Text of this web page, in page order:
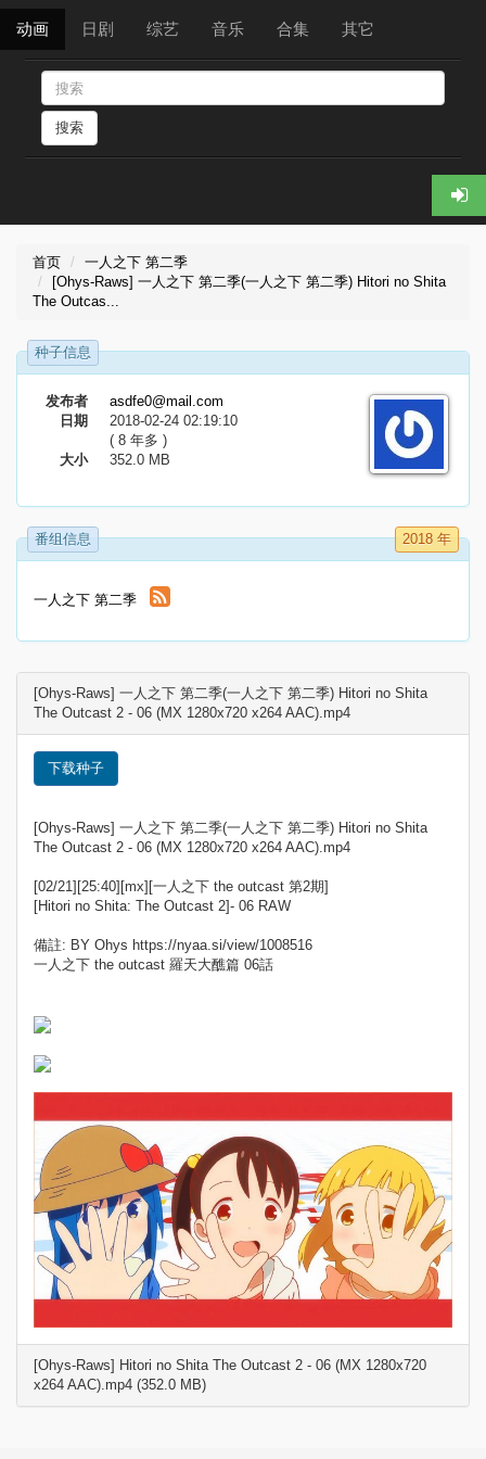
动画 日剧 综艺 音乐 合集 其它
搜索
首页
一人之下 第二季
[Ohys-Raws] 一人之下 第二季(一人之下 第二季) Hitori no Shita
The Outcas...
种子信息
发布者
asdfe0@mail.com
日期
2018-02-24 02:19:10
( 8 年多 )
大小
352.0 MB
番组信息 2018 年
一人之下 第二季
[Ohys-Raws] 一人之下 第二季(一人之下 第二季) Hitori no Shita
The Outcast 2 - 06 (MX 1280x720 x264 AAC).mp4
下载种子
[Ohys-Raws] 一人之下 第二季(一人之下 第二季) Hitori no Shita
The Outcast 2 - 06 (MX 1280x720 x264 AAC).mp4
[02/21][25:40][mx][一人之下 the outcast 第2期]
[Hitori no Shita: The Outcast 2]- 06 RAW
備註: BY Ohys https://nyaa.si/view/1008516
一人之下 the outcast 羅天大醮篇 06話
[Ohys-Raws] Hitori no Shita The Outcast 2 - 06 (MX 1280x720
x264 AAC).mp4 (352.0 MB)